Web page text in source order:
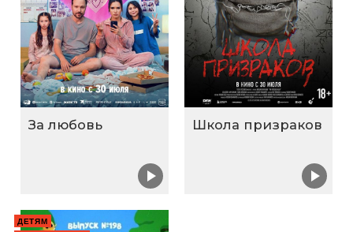
За любовь Школа призраков
ДЕТЯМ